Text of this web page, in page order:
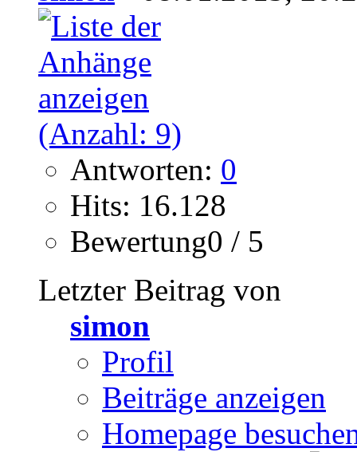
Antworten: 0
Hits: 16.128
Bewertung0 / 5
Letzter Beitrag von
simon
Profil
Beiträge anzeigen
Homepage